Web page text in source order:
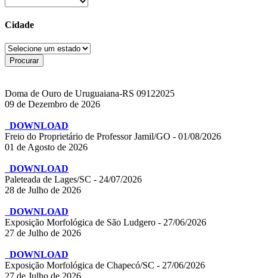
Cidade
Doma de Ouro de Uruguaiana-RS 09122025
09 de Dezembro de 2026
DOWNLOAD
Freio do Proprietário de Professor Jamil/GO - 01/08/2026
01 de Agosto de 2026
DOWNLOAD
Paleteada de Lages/SC - 24/07/2026
28 de Julho de 2026
DOWNLOAD
Exposição Morfológica de São Ludgero - 27/06/2026
27 de Julho de 2026
DOWNLOAD
Exposição Morfológica de Chapecó/SC - 27/06/2026